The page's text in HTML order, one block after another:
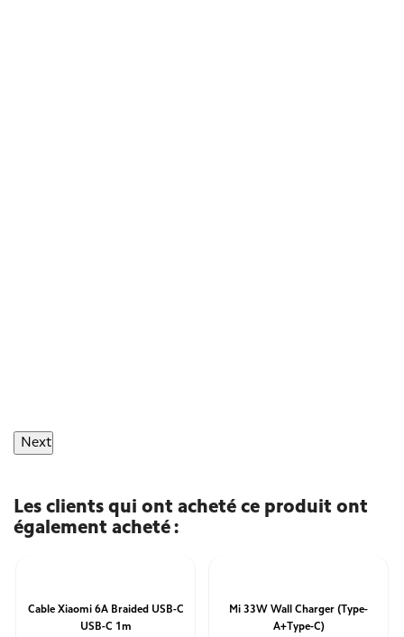
Next
Les clients qui ont acheté ce produit ont
également acheté :
Cable Xiaomi 6A Braided USB-C
USB-C 1m
Mi 33W Wall Charger (Type-
A+Type-C)